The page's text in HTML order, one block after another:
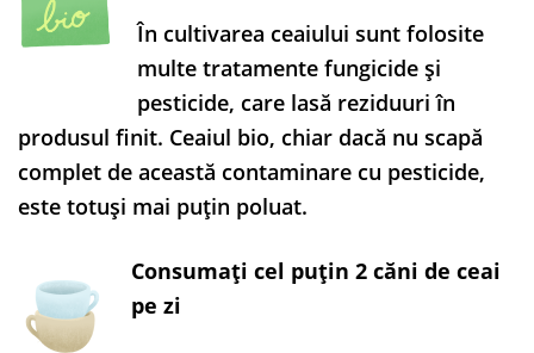
În cultivarea ceaiului sunt folosite
multe tratamente fungicide și
pesticide, care lasă reziduuri în
produsul finit. Ceaiul bio, chiar dacă nu scapă
complet de această contaminare cu pesticide,
este totuși mai puțin poluat.
Consumați cel puțin 2 căni de ceai
pe zi